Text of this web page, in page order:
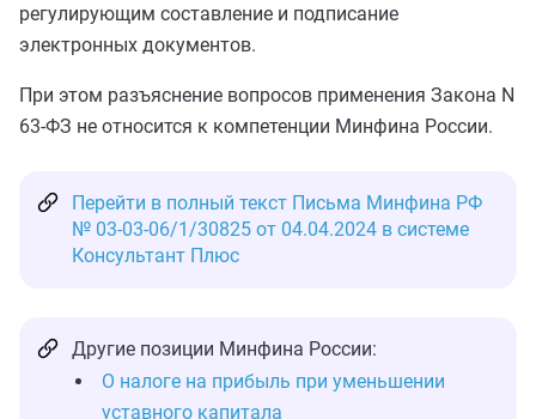
регулирующим составление и подписание
электронных документов.
При этом разъяснение вопросов применения Закона N
63-ФЗ не относится к компетенции Минфина России.
Перейти в полный текст Письма Минфина РФ
№ 03-03-06/1/30825 от 04.04.2024 в системе
Консультант Плюс
Другие позиции Минфина России:
О налоге на прибыль при уменьшении
уставного капитала